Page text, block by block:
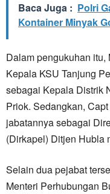
Baca Juga : Polri
Kontainer Minyak
Dalam pengukuhan
Kepala KSU Tanjung
sebagai Kepala Distrik
Priok. Sedangkan,
jabatannya sebagai
(Dirkapel) Ditjen Hubla
Selain dua pejabat
Menteri Perhubungan